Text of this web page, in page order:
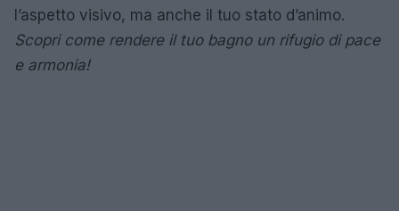
l’aspetto visivo, ma anche il tuo stato d’animo.
Scopri come rendere il tuo bagno un rifugio di pace
e armonia!